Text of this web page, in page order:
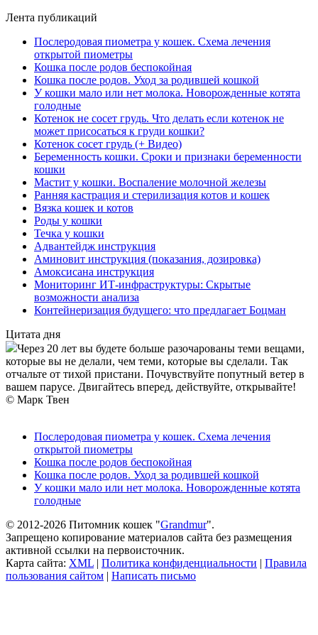
Лента публикаций
Послеродовая пиометра у кошек. Схема лечения
открытой пиометры
Кошка после родов беспокойная
Кошка после родов. Уход за родившей кошкой
У кошки мало или нет молока. Новорожденные котята
голодные
Котенок не сосет грудь. Что делать если котенок не
может присосаться к груди кошки?
Котенок сосет грудь (+ Видео)
Беременность кошки. Сроки и признаки беременности
кошки
Мастит у кошки. Воспаление молочной железы
Ранняя кастрация и стерилизация котов и кошек
Вязка кошек и котов
Роды у кошки
Течка у кошки
Адвантейдж инструкция
Аминовит инструкция (показания, дозировка)
Амоксисана инструкция
Мониторинг ИТ-инфраструктуры: Скрытые
возможности анализа
Контейнеризация будущего: что предлагает Боцман
Цитата дня
Через 20 лет вы будете больше разочарованы теми вещами,
которые вы не делали, чем теми, которые вы сделали. Так
отчальте от тихой пристани. Почувствуйте попутный ветер в
вашем парусе. Двигайтесь вперед, действуйте, открывайте!
© Марк Твен
Послеродовая пиометра у кошек. Схема лечения
открытой пиометры
Кошка после родов беспокойная
Кошка после родов. Уход за родившей кошкой
У кошки мало или нет молока. Новорожденные котята
голодные
© 2012-2026 Питомник кошек "Grandmur".
Запрещено копирование материалов сайта без размещения
активной ссылки на первоисточник.
Карта сайта: XML | Политика конфиденциальности | Правила
пользования сайтом | Написать письмо